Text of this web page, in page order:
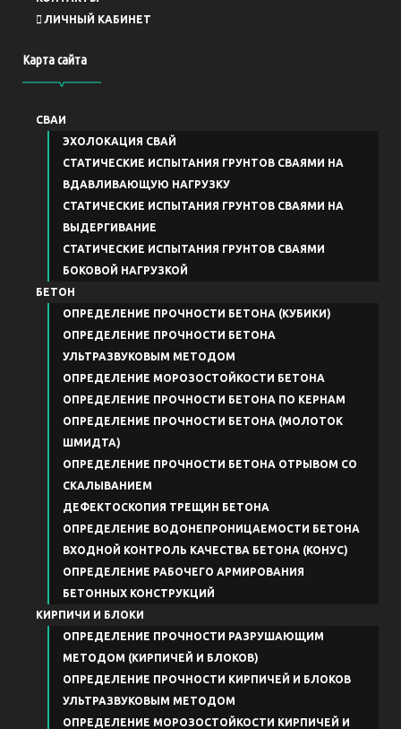
ЛИЧНЫЙ КАБИНЕТ
Карта сайта
СВАИ
ЭХОЛОКАЦИЯ СВАЙ
СТАТИЧЕСКИЕ ИСПЫТАНИЯ ГРУНТОВ СВАЯМИ НА
ВДАВЛИВАЮЩУЮ НАГРУЗКУ
СТАТИЧЕСКИЕ ИСПЫТАНИЯ ГРУНТОВ СВАЯМИ НА
ВЫДЕРГИВАНИЕ
СТАТИЧЕСКИЕ ИСПЫТАНИЯ ГРУНТОВ СВАЯМИ
БОКОВОЙ НАГРУЗКОЙ
БЕТОН
ОПРЕДЕЛЕНИЕ ПРОЧНОСТИ БЕТОНА (КУБИКИ)
ОПРЕДЕЛЕНИЕ ПРОЧНОСТИ БЕТОНА
УЛЬТРАЗВУКОВЫМ МЕТОДОМ
ОПРЕДЕЛЕНИЕ МОРОЗОСТОЙКОСТИ БЕТОНА
ОПРЕДЕЛЕНИЕ ПРОЧНОСТИ БЕТОНА ПО КЕРНАМ
ОПРЕДЕЛЕНИЕ ПРОЧНОСТИ БЕТОНА (МОЛОТОК
ШМИДТА)
ОПРЕДЕЛЕНИЕ ПРОЧНОСТИ БЕТОНА ОТРЫВОМ СО
СКАЛЫВАНИЕМ
ДЕФЕКТОСКОПИЯ ТРЕЩИН БЕТОНА
ОПРЕДЕЛЕНИЕ ВОДОНЕПРОНИЦАЕМОСТИ БЕТОНА
ВХОДНОЙ КОНТРОЛЬ КАЧЕСТВА БЕТОНА (КОНУС)
ОПРЕДЕЛЕНИЕ РАБОЧЕГО АРМИРОВАНИЯ
БЕТОННЫХ КОНСТРУКЦИЙ
КИРПИЧИ И БЛОКИ
ОПРЕДЕЛЕНИЕ ПРОЧНОСТИ РАЗРУШАЮЩИМ
МЕТОДОМ (КИРПИЧЕЙ И БЛОКОВ)
ОПРЕДЕЛЕНИЕ ПРОЧНОСТИ КИРПИЧЕЙ И БЛОКОВ
УЛЬТРАЗВУКОВЫМ МЕТОДОМ
ОПРЕДЕЛЕНИЕ МОРОЗОСТОЙКОСТИ КИРПИЧЕЙ И